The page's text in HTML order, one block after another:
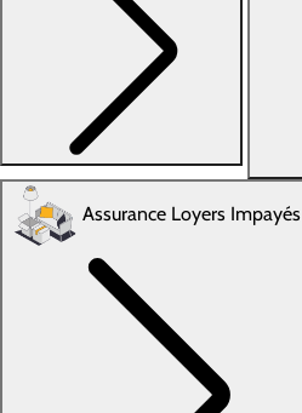
Assurance Loyers Impayés